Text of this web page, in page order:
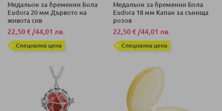
Медальон за бременни Бола
Eudora 20 мм Дървото на
живота сив
22,50 € /44,01 лв.
Специална цена
Медальон за бременни Бола
Eudora 18 мм Капан за сънища
розов
22,50 € /44,01 лв.
Специална цена